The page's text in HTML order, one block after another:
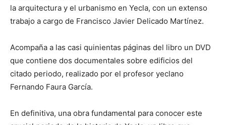
la arquitectura y el urbanismo en Yecla, con un extenso
trabajo a cargo de Francisco Javier Delicado Martínez.
Acompaña a las casi quinientas páginas del libro un DVD
que contiene dos documentales sobre edificios del
citado periodo, realizado por el profesor yeclano
Fernando Faura García.
En definitiva, una obra fundamental para conocer este